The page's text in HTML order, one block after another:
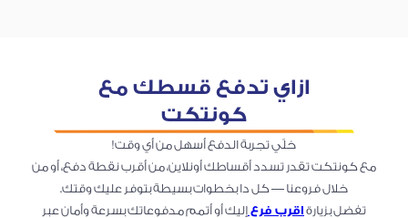
ازاي تدفع قسطك مع
كونتكت
خلّي تجربة الدفع أسهل من أي وقت!
مع كونتكت تقدر تسدد أقساطك أونلاين، من أقرب نقطة دفع، أو من
خلال فروعنا — كل دا بخطوات بسيطة بتوفر عليك وقتك.
تفضل بزيارة اقرب فرع إليك أو أتمم مدفوعاتك بسرعة وأمان عبر